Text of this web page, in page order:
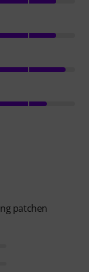
patchen